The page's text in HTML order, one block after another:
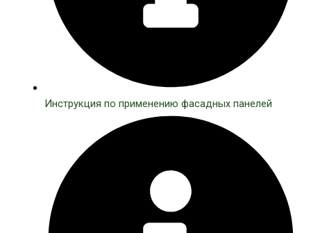
Инструкция по применению фасадных панелей